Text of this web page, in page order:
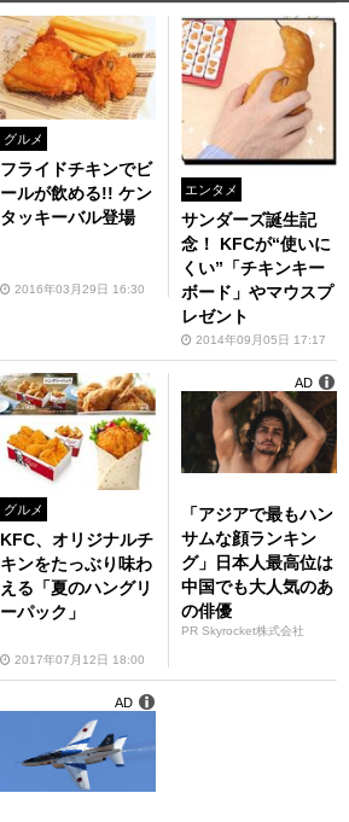
グルメ
フライドチキンでビ
ールが飲める!! ケン
タッキーバル登場
2016年03月29日 16:30
エンタメ
サンダーズ誕生記
念！ KFCが“使いに
くい”「チキンキー
ボード」やマウスプ
レゼント
2014年09月05日 17:17
グルメ
KFC、オリジナルチ
キンをたっぶり味わ
える「夏のハングリ
ーパック」
2017年07月12日 18:00
「アジアで最もハン
サムな顔ランキン
グ」日本人最高位は
中国でも大人気のあ
の俳優
PR Skyrocket株式会社
AD
AD